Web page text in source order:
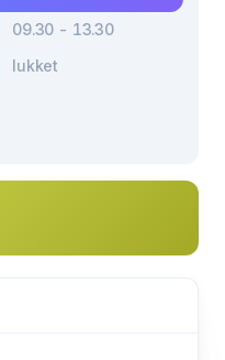
09.30 - 13.30
lukket